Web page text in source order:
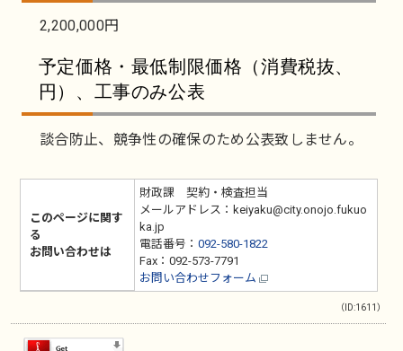
2,200,000円
予定価格・最低制限価格（消費税抜、
円）、工事のみ公表
談合防止、競争性の確保のため公表致しません。
このページに関す
る
お問い合わせは
財政課 契約・検査担当
メールアドレス：keiyaku@city.onojo.fukuo
ka.jp
電話番号： 092-580-1822
Fax：092-573-7791
お問い合わせフォーム
（ID:1611）